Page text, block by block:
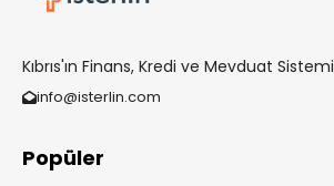
Kıbrıs'ın Finans, Kredi ve Mevduat Sistemi
info@isterlin.com
Popüler